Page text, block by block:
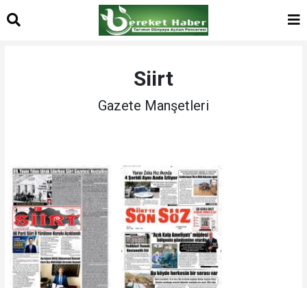
Siirt
Gazete Manşetleri